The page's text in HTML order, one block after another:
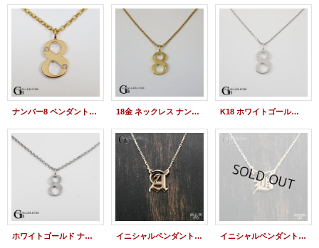
ナンバー8 ペンダント K18 数字 チャームトップ 8 18金 ネックレス ナンバー 8 数字 ペンダント ダイヤ K18 ホワイトゴールド 数字 8 ナンバー ペンダント ダイヤ
ホワイトゴールド ナンバー ネックレス 8 ペンダント イニシャルペンダント【A】 K18/K10 イニシャルペンダント【B】 K18/K10